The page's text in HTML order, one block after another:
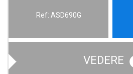
Ref: ASD690G
VEDERE